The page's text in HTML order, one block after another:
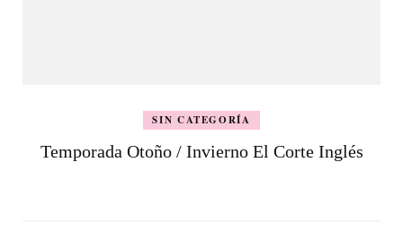
SIN CATEGORÍA
Temporada Otoño / Invierno El Corte Inglés